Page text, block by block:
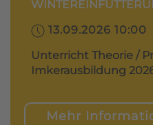
13.09.2026 10:00
Unterricht Theorie /
Imkerausbildung
Mehr